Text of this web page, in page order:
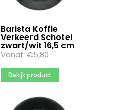
Barista Koffie
Verkeerd Schotel
zwart/wit 16,5 cm
Vanaf:€5,80
Bekijk product